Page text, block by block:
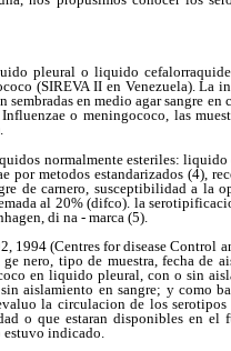
pleural o liquido
(SIREVA II en Venezuela). La
en medio agar sangre en
o meningococo, las
normalmente esteriles:
metodos estandarizados (4),
de carnero, susceptibilidad a la
al 20% (difco). la
di na - marca (5).
(Centres for disease Control
nero, tipo de muestra, fecha de
en liquido pleural, con o sin
aislamiento en sangre; y como
la circulacion de los serotipos
o que estaran disponibles en el
indicado.